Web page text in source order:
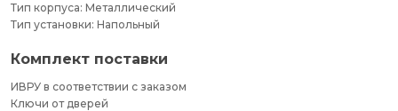
Тип корпуса: Металлический
Тип установки: Напольный
Комплект поставки
ИВРУ в соответствии с заказом
Ключи от дверей